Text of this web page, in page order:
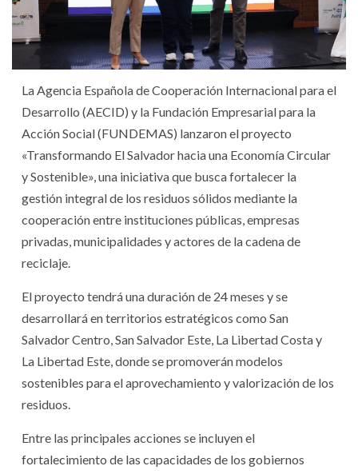
La Agencia Española de Cooperación Internacional para el
Desarrollo (AECID) y la Fundación Empresarial para la
Acción Social (FUNDEMAS) lanzaron el proyecto
«Transformando El Salvador hacia una Economía Circular
y Sostenible», una iniciativa que busca fortalecer la
gestión integral de los residuos sólidos mediante la
cooperación entre instituciones públicas, empresas
privadas, municipalidades y actores de la cadena de
reciclaje.
El proyecto tendrá una duración de 24 meses y se
desarrollará en territorios estratégicos como San
Salvador Centro, San Salvador Este, La Libertad Costa y
La Libertad Este, donde se promoverán modelos
sostenibles para el aprovechamiento y valorización de los
residuos.
Entre las principales acciones se incluyen el
fortalecimiento de las capacidades de los gobiernos